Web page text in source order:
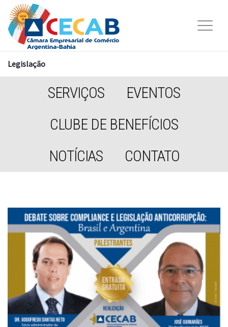
Legislação
SERVIÇOS
EVENTOS
CLUBE DE BENEFÍCIOS
NOTÍCIAS
CONTATO